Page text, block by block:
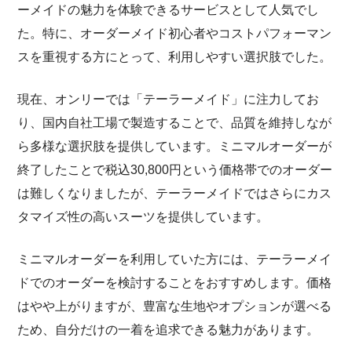
ーメイドの魅力を体験できるサービスとして人気でし
た。特に、オーダーメイド初心者やコストパフォーマン
スを重視する方にとって、利用しやすい選択肢でした。
現在、オンリーでは「テーラーメイド」に注力してお
り、国内自社工場で製造することで、品質を維持しなが
ら多様な選択肢を提供しています。ミニマルオーダーが
終了したことで税込30,800円という価格帯でのオーダー
は難しくなりましたが、テーラーメイドではさらにカス
タマイズ性の高いスーツを提供しています。
ミニマルオーダーを利用していた方には、テーラーメイ
ドでのオーダーを検討することをおすすめします。価格
はやや上がりますが、豊富な生地やオプションが選べる
ため、自分だけの一着を追求できる魅力があります。